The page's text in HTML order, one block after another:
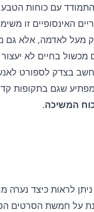
עם כוחות
האינסופיים זו
מעל לאדמה, אלא גם
מכשול בחיים לא
בצדק לספורט
שגם בתקופות
המשיכה.
ניתן לראות כיצד נערה
על חמשת הסרטים